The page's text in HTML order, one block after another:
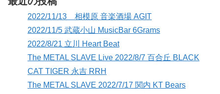
2022/11/13 相模原 音楽酒場 AGIT
2022/11/5 武蔵小山 MusicBar 6Grams
2022/8/21 立川 Heart Beat
The METAL SLAVE Live 2022/8/7 百合丘 BLACK
CAT TIGER 永吉 RRH
The METAL SLAVE 2022/7/17 関内 KT Bears